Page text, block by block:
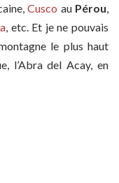
Cusco au Pérou,
, etc. Et je ne pouvais
le plus haut
l’Abra del Acay, en